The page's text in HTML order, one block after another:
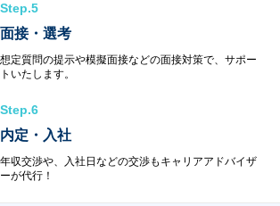
Step.5
面接・選考
想定質問の提示や模擬面接などの面接対策で、サポー
トいたします。
Step.6
内定・入社
年収交渉や、入社日などの交渉もキャリアアドバイザ
ーが代行！